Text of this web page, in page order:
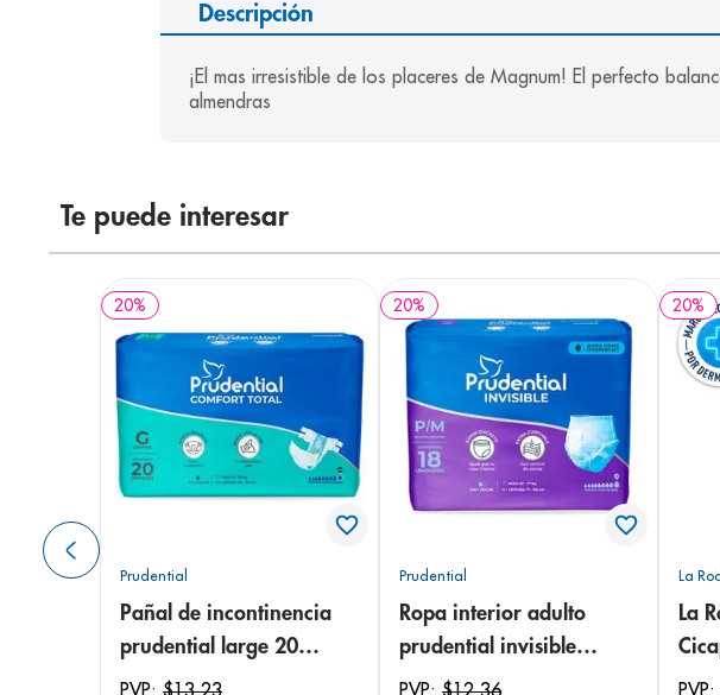
Descripción
¡El mas irresistible de los placeres de Magnum! El perfecto
almendras
Te puede interesar
20%
Prudential
Pañal de incontinencia
prudential large 20
unidades
20%
Prudential
Ropa interior adulto
prudential invisible
small/medium 18
20%
La
La